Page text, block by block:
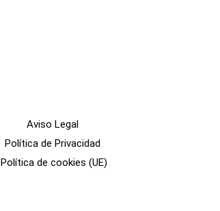
Aviso Legal
Política de Privacidad
Política de cookies (UE)